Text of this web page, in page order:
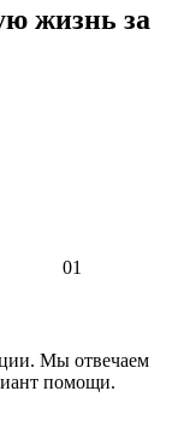
жизнь за
01
Мы отвечаем
помощи.